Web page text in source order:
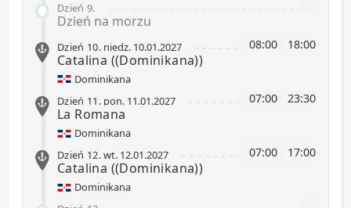
Dzień 9.
Dzień na morzu
08:00 18:00
Dzień 10. niedz.10.01.2027
Catalina ((Dominikana))
Dominikana
07:00 23:30
Dzień 11 . pon.11.01.2027
La Romana
Dominikana
07:00 17:00
Dzień 12.wt.12.01.2027
Catalina ((Dominikana))
Dominikana